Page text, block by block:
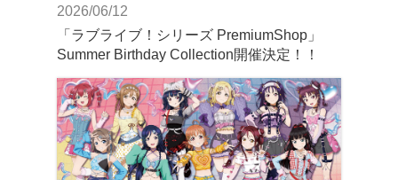
2026/06/12
「ラブライブ！シリーズ PremiumShop」
Summer Birthday Collection開催決定！！